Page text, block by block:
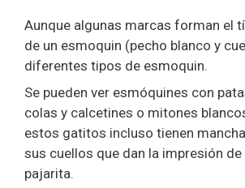
Aunque algunas marcas forman el
de un esmoquin (pecho blanco y
diferentes tipos de esmoquin.
Se pueden ver esmóquines con
colas y calcetines o mitones
estos gatitos incluso tienen
sus cuellos que dan la impresión de
pajarita.